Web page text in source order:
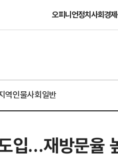
오피니언정치사회경제
역인물사회일반
입…재방문율